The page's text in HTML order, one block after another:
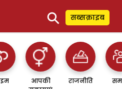
⚲ सब्सक्राइब
आपकी
राजनीति